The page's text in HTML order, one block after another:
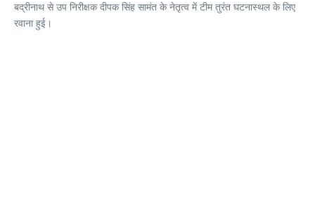
बद्रीनाथ से उप निरीक्षक दीपक सिंह सामंत के नेतृत्व में टीम तुरंत घटनास्थल के लिए
रवाना हुई।